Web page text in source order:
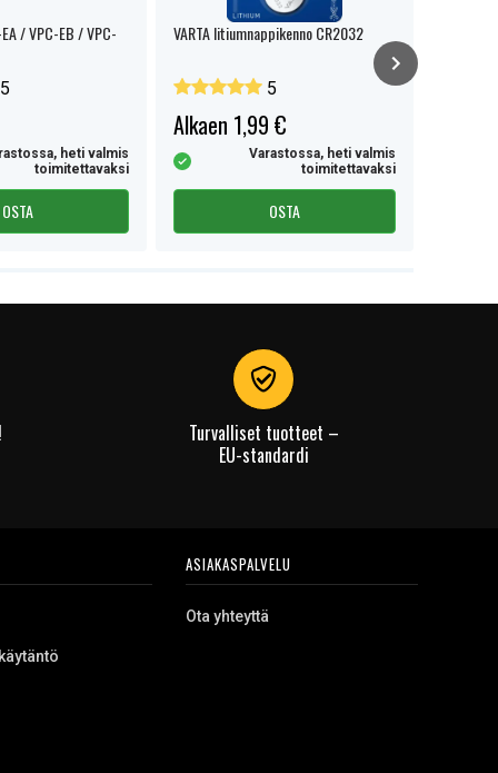
/ VPC-EB / VPC-
5
heti valmis
toimitettavaksi
OSTA
VARTA litiumnappikenno CR2032
5
Alkaen 1,99 €
Varastossa, heti valmis
toimitettavaksi
OSTA
Turvalliset tuotteet –
EU-standardi
ASIAKASPALVELU
Ota yhteyttä